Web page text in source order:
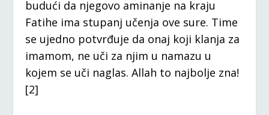
budući da njegovo aminanje na kraju
Fatihe ima stupanj učenja ove sure. Time
se ujedno potvrđuje da onaj koji klanja za
imamom, ne uči za njim u namazu u
kojem se uči naglas. Allah to najbolje zna!
[2]